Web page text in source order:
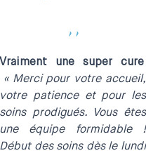
''
Vraiment une super cure
« Merci pour votre accueil,
votre patience et pour les
soins prodigués. Vous êtes
une équipe formidable !
Début des soins dès le lundi